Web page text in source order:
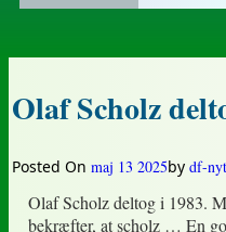
Olaf Scholz
Posted On maj 13 2025by df-
Olaf Scholz deltog i 1983.
bekræfter, at scholz … En